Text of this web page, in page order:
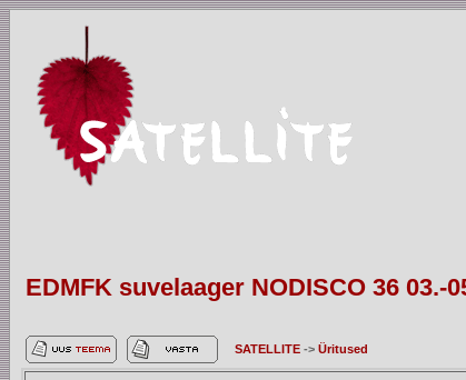
EDMFK suvelaager NODISCO 36 03.-
SATELLITE -> Üritused